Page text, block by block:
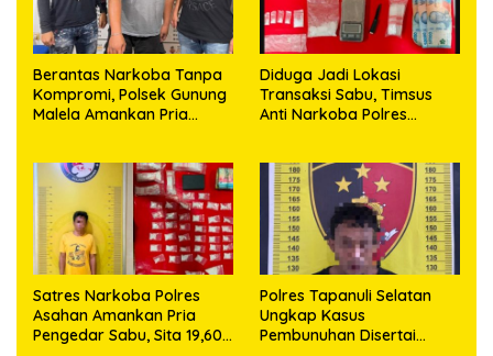
Berantas Narkoba Tanpa
Kompromi, Polsek Gunung
Malela Amankan Pria
Diduga Jadi Lokasi
Transaksi Sabu, Timsus
Anti Narkoba Polres
63,67 Gram Sabu
Satres Narkoba Polres
Asahan Amankan Pria
Pengedar Sabu, Sita 19,60
Polres Tapanuli Selatan
Ungkap Kasus
Pembunuhan Disertai